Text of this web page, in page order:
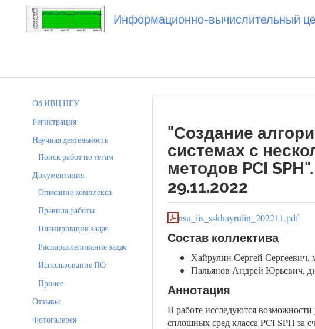
Информационно-вычислительный
Об ИВЦ НГУ
Регистрация
Научная деятельность
Поиск работ по тегам
Документация
Описание комплекса
Правила работы
Планировщик задач
Распараллеливание задач
Использование ПО
Прочее
Отзывы
Фотогалерея
"Создание
системах с
методов PCI
29.11.2022
nsu_iis_sskhayrulin_202211.pdf
Состав коллектива
Хайрулин Сергей
Пальянов Андрей
Аннотация
В работе исследуются
сплошных сред класса PCI SPH за